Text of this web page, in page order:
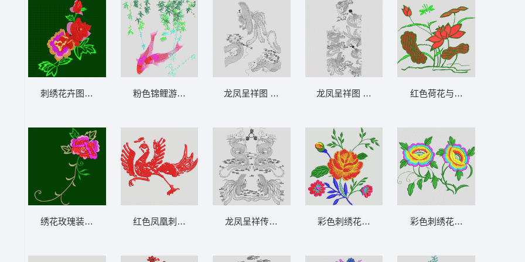
刺绣花卉图案 靓花
绣花玫瑰装饰图案 靓花
粉色锦鲤游动于绿叶间 锦鲤 鱼
红色凤凰刺绣图案 鸟
龙凤呈祥图 龙凤
龙凤呈祥传统纹样 龙凤
龙凤呈祥图 龙凤
彩色刺绣花卉图案 靓花
红色荷花与荷叶刺绣图案 荷
彩色刺绣花朵图案 靓花